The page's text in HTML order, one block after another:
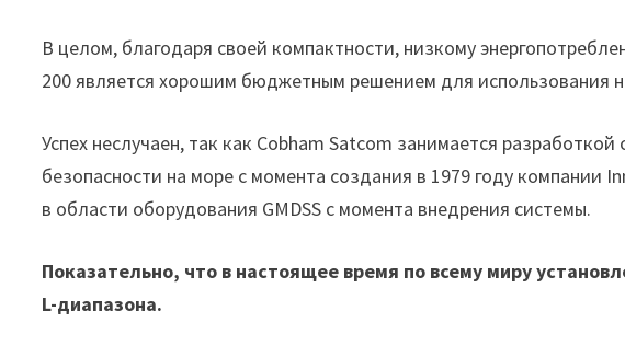
В целом, благодаря своей компактности, низкому
200 является хорошим бюджетным решением для использования
Успех неслучаен, так как Cobham Satcom занимается
безопасности на море с момента создания в 1979 году компании
в области оборудования GMDSS с момента внедрения системы.
Показательно, что в настоящее время по всему миру
L-диапазона.